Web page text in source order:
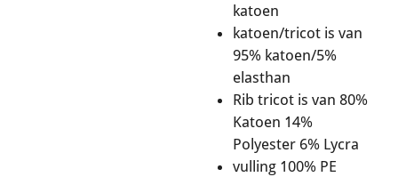
katoen
katoen/tricot is van
95% katoen/5%
elasthan
Rib tricot is van 80%
Katoen 14%
Polyester 6% Lycra
vulling 100% PE